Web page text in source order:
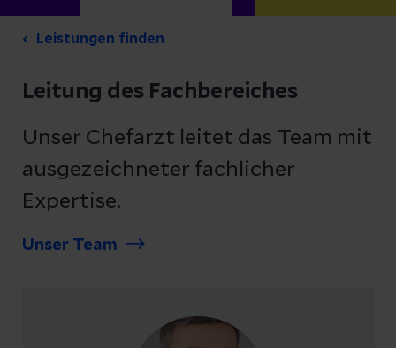
Leistungen finden
Leitung des Fachbereiches
Unser Chefarzt leitet das Team mit
ausgezeichneter fachlicher
Expertise.
Unser Team